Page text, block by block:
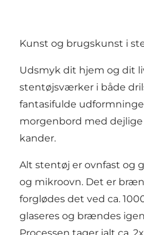
Kunst og brugskunst i
Udsmyk dit hjem og dit
stentøjsværker i både
fantasifulde
morgenbord med
kander.
Alt stentøj er ovnfast og
og mikroovn. Det er
forglødes det ved ca.
glaseres og brændes